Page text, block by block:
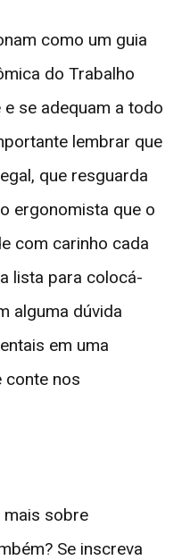
como um guia
do Trabalho
se adequam a todo
lembrar que
que resguarda
ergonomista que o
com carinho cada
lista para colocá-
alguma dúvida
em uma
conte nos
mais sobre
Se inscreva